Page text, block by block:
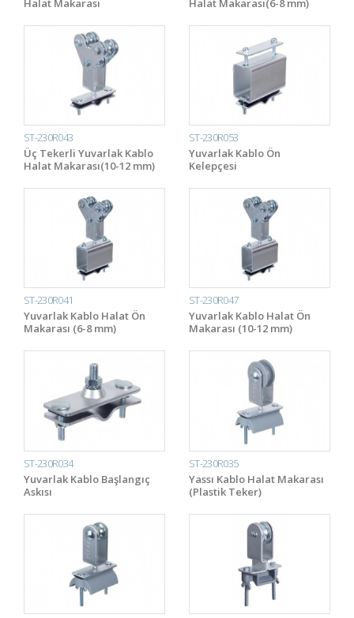
Halat Makarası
Halat Makarası(6-8 mm)
ST-230R043
Üç Tekerli Yuvarlak Kablo
Halat Makarası(10-12 mm)
ST-230R053
Yuvarlak Kablo Ön
Kelepçesi
ST-230R041
Yuvarlak Kablo Halat Ön
Makarası (6-8 mm)
ST-230R047
Yuvarlak Kablo Halat Ön
Makarası (10-12 mm)
ST-230R034
Yuvarlak Kablo Başlangıç
Askısı
ST-230R035
Yassı Kablo Halat Makarası
(Plastik Teker)